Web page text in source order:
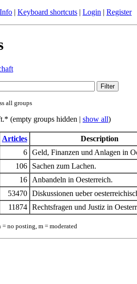
| Keyboard shortcuts | Login | Register
all groups
(empty groups hidden | show all)
Articles
Description
6 Geld, Finanzen und Anlagen in
106
Sachen zum Lachen.
16
Anbandeln in Oesterreich.
53470 Diskussionen ueber
11874 Rechtsfragen und Justiz in
no posting, m = moderated